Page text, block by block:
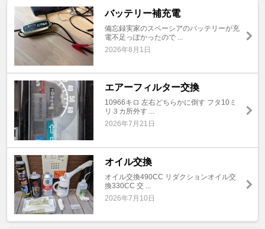
バッテリー補充電
備忘録実家のスペーシアのバッテリーが充
電不足っぽかったので ...
2026年8月1日
エアーフィルター交換
10966キロ 左右どちらかに倒す フタ10ミ
リ３カ所外す ...
2026年7月21日
オイル交換
オイル交換490CC リダクションオイル交
換330CC 交 ...
2026年7月10日